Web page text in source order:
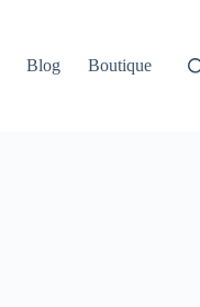
Blog Boutique